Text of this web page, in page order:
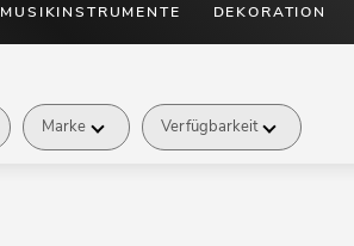
MUSIKINSTRUMENTE DEKORATION
Marke Verfügbarkeit